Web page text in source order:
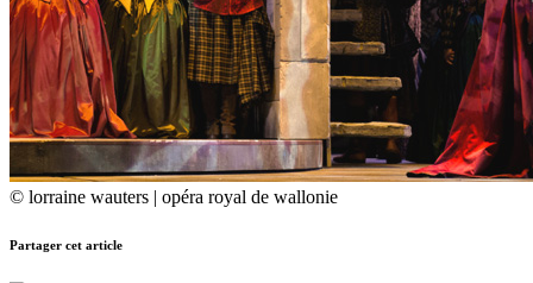
© lorraine wauters | opéra royal de wallonie
Partager cet article